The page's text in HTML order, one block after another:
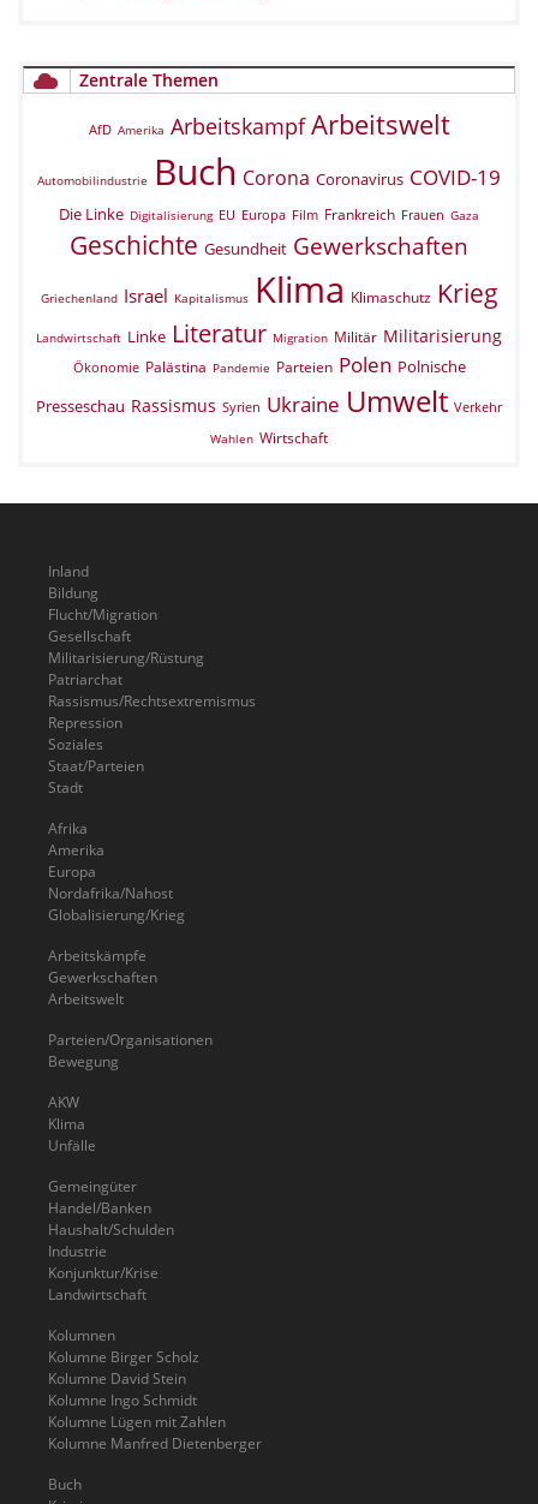
Zentrale Themen
AfD Amerika Arbeitskampf Arbeitswelt
Automobilindustrie Buch Corona Coronavirus COVID-19
Die Linke Digitalisierung EU Europa Film Frankreich Frauen Gaza
Geschichte Gesundheit Gewerkschaften
Griechenland Israel Kapitalismus Klima Klimaschutz Krieg
Landwirtschaft Linke Literatur Migration Militär Militarisierung
Ökonomie Palästina Pandemie Parteien Polen Polnische
Presseschau Rassismus Syrien Ukraine Umwelt Verkehr
Wahlen Wirtschaft
Inland
Bildung
Flucht/Migration
Gesellschaft
Militarisierung/Rüstung
Patriarchat
Rassismus/Rechtsextremismus
Repression
Soziales
Staat/Parteien
Stadt
Afrika
Amerika
Europa
Nordafrika/Nahost
Globalisierung/Krieg
Arbeitskämpfe
Gewerkschaften
Arbeitswelt
Parteien/Organisationen
Bewegung
AKW
Klima
Unfälle
Gemeingüter
Handel/Banken
Haushalt/Schulden
Industrie
Konjunktur/Krise
Landwirtschaft
Kolumnen
Kolumne Birger Scholz
Kolumne David Stein
Kolumne Ingo Schmidt
Kolumne Lügen mit Zahlen
Kolumne Manfred Dietenberger
Buch